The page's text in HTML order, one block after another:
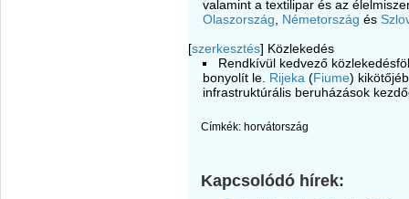
valamint a textilipar és az
Olaszország
Németország és
[szerkesztés] Közlekedés
Rendkívül kedvező
bonyolít le. Rijeka (Fiume)
infrastruktúrális beruházások
Címkék: horvátország
Kapcsolódó hírek: